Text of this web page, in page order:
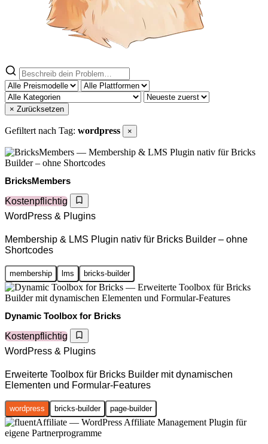
× Zurücksetzen
Gefiltert nach Tag: wordpress ×
BricksMembers
Kostenpflichtig
WordPress & Plugins
Membership & LMS Plugin nativ für Bricks Builder – ohne
Shortcodes
membership lms bricks-builder
Dynamic Toolbox for Bricks
Kostenpflichtig
WordPress & Plugins
Erweiterte Toolbox für Bricks Builder mit dynamischen
Elementen und Formular-Features
wordpress bricks-builder page-builder